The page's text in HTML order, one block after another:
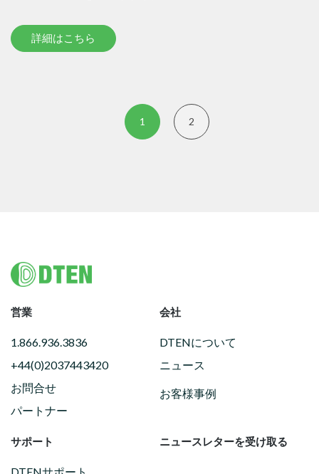
詳細はこちら
1 2
Footer
営業
1.866.936.3836
+44(0)2037443420
お問合せ
パートナー
会社
DTENについて
ニュース
お客様事例
サポート
DTENサポート
ニュースレターを受け取る